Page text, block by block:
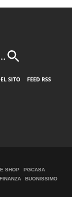
SITO
FEED RSS
SHOP
PGCASA
BUONISSIMO